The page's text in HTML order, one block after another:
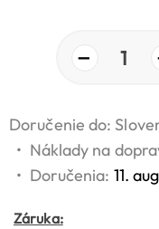
− 1
Doručenie do:
• Náklady na
• Doručenia: 11.
Záruka: